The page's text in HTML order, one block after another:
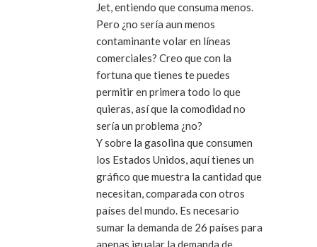
Jet, entiendo que consuma menos.
Pero ¿no sería aun menos
contaminante volar en líneas
comerciales? Creo que con la
fortuna que tienes te puedes
permitir en primera todo lo que
quieras, así que la comodidad no
sería un problema ¿no?
Y sobre la gasolina que consumen
los Estados Unidos, aquí tienes un
gráfico que muestra la cantidad que
necesitan, comparada con otros
países del mundo. Es necesario
sumar la demanda de 26 países para
apenas igualar la demanda de